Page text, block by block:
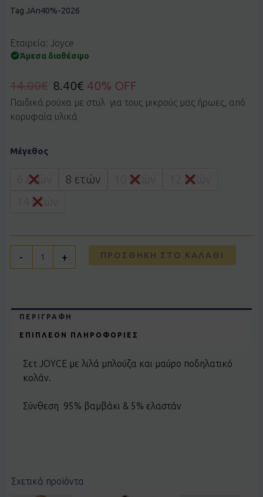
Tag JAn40%-2026
Εταιρεία: Joyce
Άμεσα διαθέσιμο
14.00€ 8.40€ 40% OFF
Παιδικά ρούχα με στυλ για τους μικρούς μας ήρωες, από
κορυφαία υλικά
Μέγεθος
6 ετών 8 ετών 10 ετών
12 ετών
14 ετών
-
JOYCE
ποσότητα
+ ΠΡΟΣΘΉΚΗ ΣΤΟ ΚΑΛΆΘΙ
ΠΕΡΙΓΡΑΦΉ
ΕΠΙΠΛΈΟΝ ΠΛΗΡΟΦΟΡΊΕΣ
Σετ JOYCE με λιλά μπλούζα και μαύρο ποδηλατικό
κολάν.
Σύνθεση 95% βαμβάκι & 5% ελαστάν
Σχετικά προϊόντα